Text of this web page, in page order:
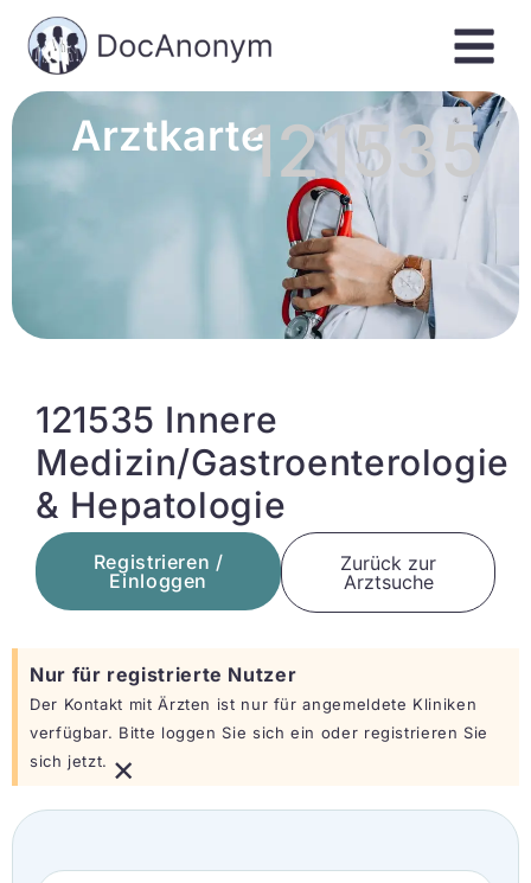
Arztkarte121535
121535 Innere
Medizin/Gastroenterologie
& Hepatologie
Registrieren /
Einloggen
Zurück zur
Arztsuche
Nur für registrierte Nutzer
Der Kontakt mit Ärzten ist nur für angemeldete Kliniken
verfügbar. Bitte loggen Sie sich ein oder registrieren Sie
sich jetzt. ×